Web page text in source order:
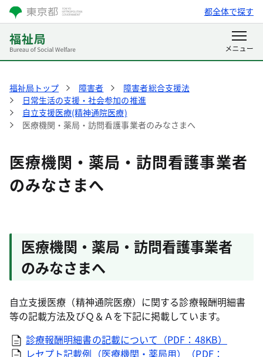
都全体で探す
福祉局トップ 障害者
障害者総合支援法
日常生活の支援・社会参加の推進
自立支援医療(精神通院医療)
医療機関・薬局・訪問看護事業者のみなさまへ
医療機関・薬局・訪問看護事業者
のみなさまへ
医療機関・薬局・訪問看護事業者
のみなさまへ
自立支援医療（精神通院医療）に関する診療報酬明細書
等の記載方法及びＱ＆Ａを下記に掲載しています。
診療報酬明細書の記載について（PDF：48KB）
レセプト記載例（医療機関・薬局用）（PDF：